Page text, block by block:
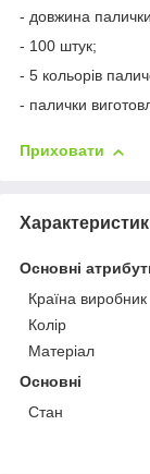
- довжина
- 100 штук;
- 5 кольорів
- палички
Приховати
Основні
Країна виробник
Колір
Матеріал
Основні
Стан